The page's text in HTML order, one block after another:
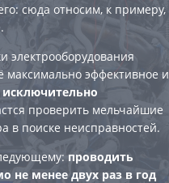
сюда относим, к примеру,
электрооборудования
максимально эффективное и
исключительно
проверить мельчайшие
в поиске неисправностей.
проводить
не менее двух раз в год